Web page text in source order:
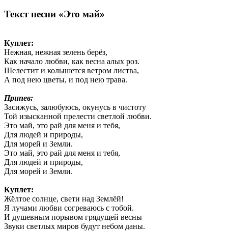
Текст песни «Это май»
Куплет:
Нежная, нежная зелень берёз,
Как начало любви, как весна алых роз.
Шелестит и колышется ветром листва,
А под нею цветы, и под нею трава.
Припев:
Засижусь, залюбуюсь, окунусь в чистоту
Той изысканной прелести светлой любви.
Это май, это рай для меня и тебя,
Для людей и природы,
Для морей и Земли.
Это май, это рай для меня и тебя,
Для людей и природы,
Для морей и Земли.
Куплет:
Жёлтое солнце, свети над Землёй!
Я лучами любви согреваюсь с тобой.
И душевным порывом грядущей весны
Звуки светлых миров будут небом даны.